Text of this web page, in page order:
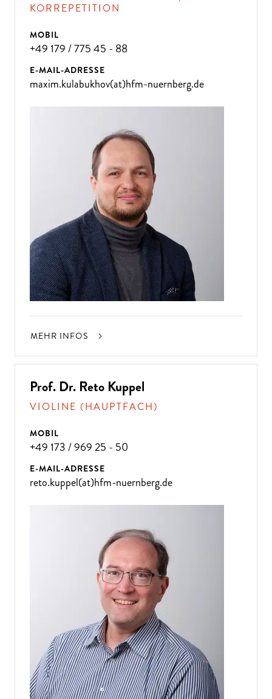
KORREPETITION
MOBIL
+49 179 / 775 45 - 88
E-MAIL-ADRESSE
maxim.kulabukhov(at)hfm-nuernberg.de
MEHR INFOS
Prof. Dr. Reto Kuppel
VIOLINE (HAUPTFACH)
MOBIL
+49 173 / 969 25 - 50
E-MAIL-ADRESSE
reto.kuppel(at)hfm-nuernberg.de